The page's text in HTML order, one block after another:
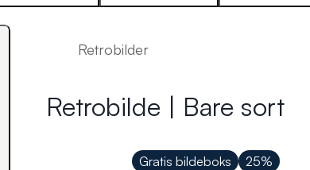
Retrobilder
Retrobilde | Bare sort
Gratis bildeboks 25%